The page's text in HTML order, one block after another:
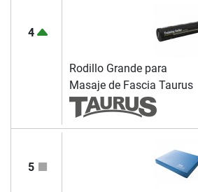
4
Rodillo Grande para
Masaje de Fascia Taurus
5